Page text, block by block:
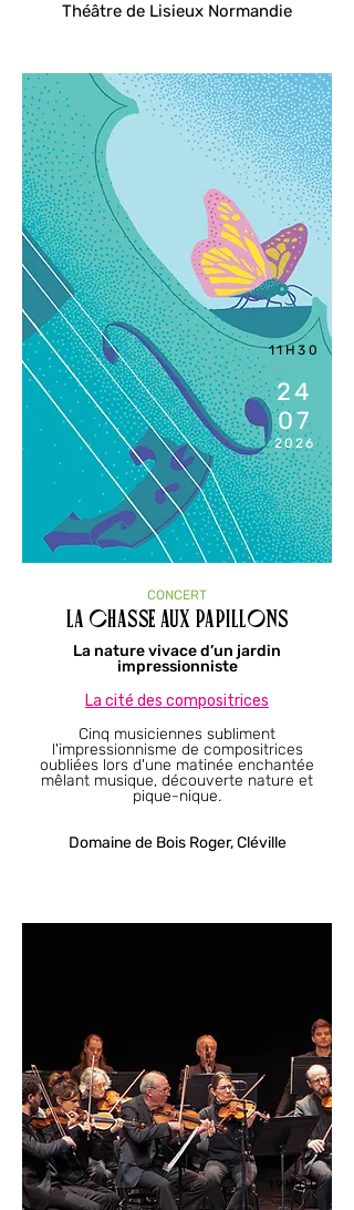
Théâtre de Lisieux Normandie
11H30
24
07
2026
CONCERT
La Chasse aux Papillons
La nature vivace d’un jardin
impressionniste
La cité des compositrices
Cinq musiciennes subliment
l'impressionnisme de compositrices
oubliées lors d'une matinée enchantée
mêlant musique, découverte nature et
pique-nique.
Domaine de Bois Roger, Cléville
19H00